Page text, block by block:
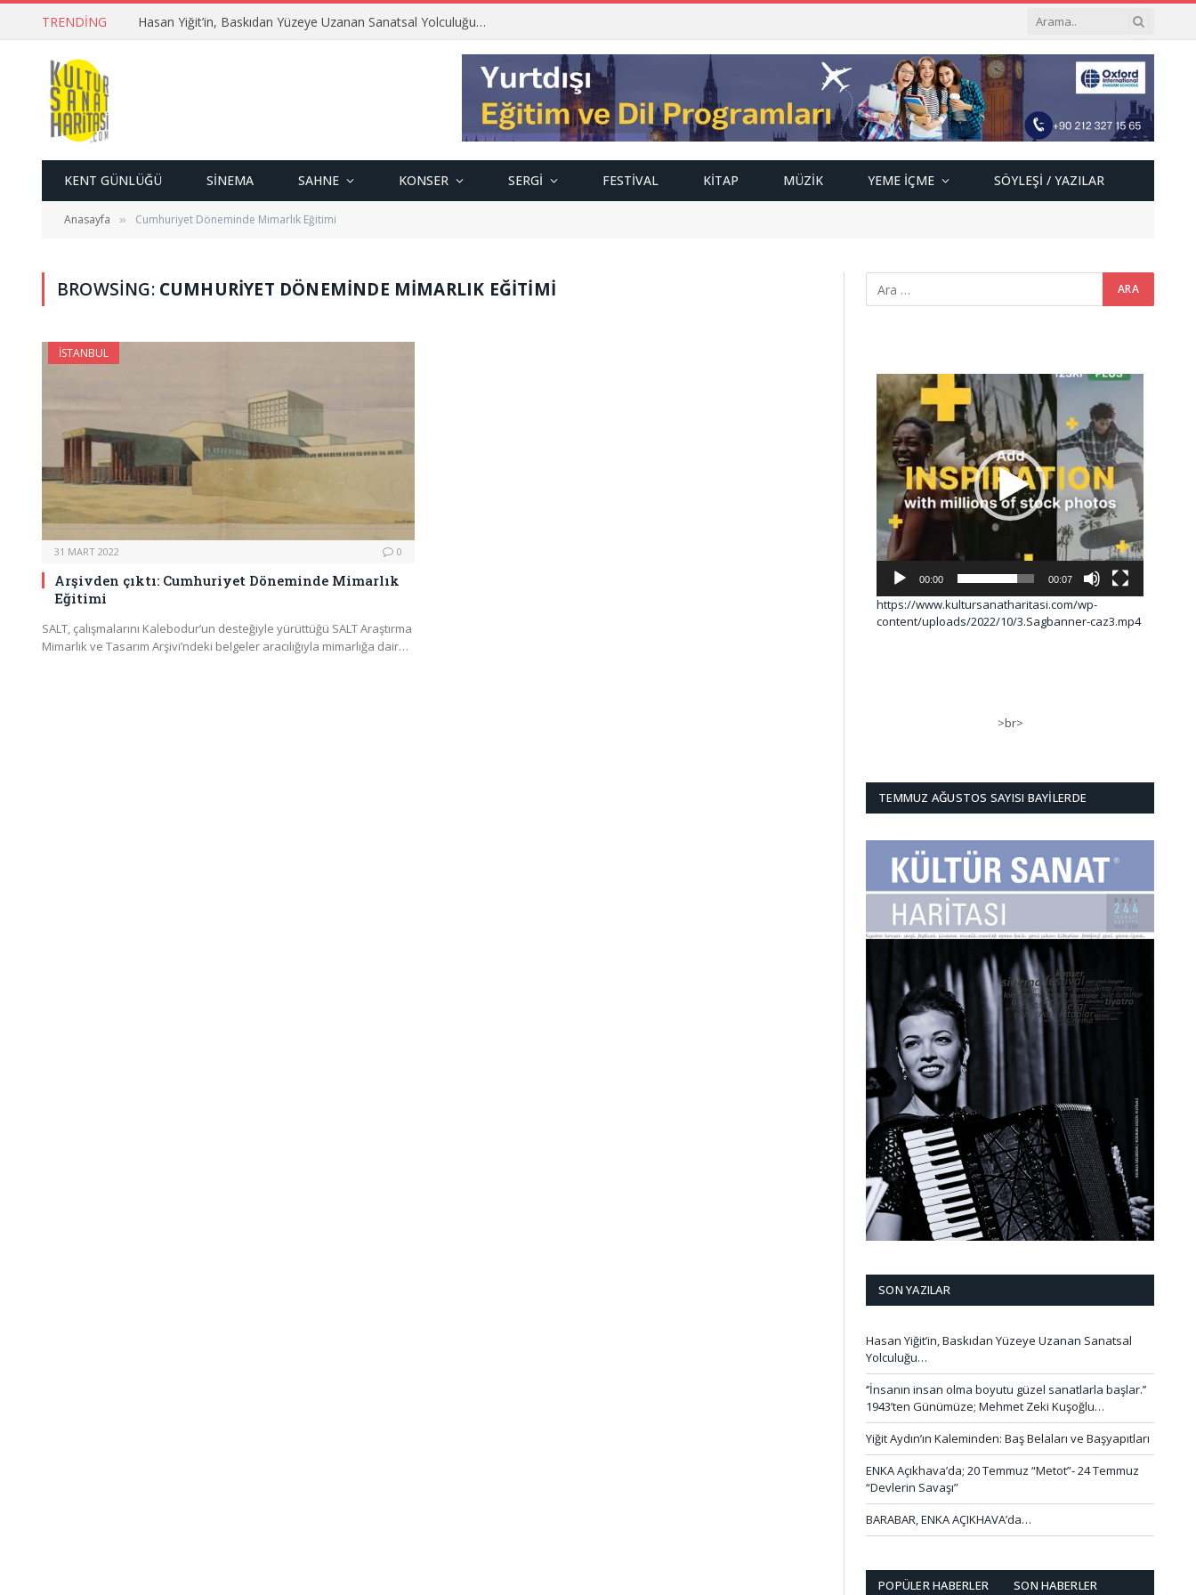
TRENDING Hasan Yiğit’in, Baskıdan Yüzeye Uzanan Sanatsal Yolculuğu…
KENT GÜNLÜĞÜ SINEMA SAHNE KONSER SERGI FESTIVAL KITAP MÜZIK YEME İÇME SÖYLEŞI / YAZILAR
Anasayfa » Cumhuriyet Döneminde Mimarlık Eğitimi
BROWSING: CUMHURIYET DÖNEMINDE MIMARLIK EĞITIMI
İSTANBUL
31 MART 2022 0
Arşivden çıktı: Cumhuriyet Döneminde Mimarlık
Eğitimi
SALT, çalışmalarını Kalebodur’un desteğiyle yürüttüğü SALT Araştırma
Mimarlık ve Tasarım Arşivi’ndeki belgeler aracılığıyla mimarlığa dair…
Video
oynatıcı
00:00 00:07
https://www.kultursanatharitasi.com/wp-
content/uploads/2022/10/3.Sagbanner-caz3.mp4
>br>
TEMMUZ AĞUSTOS SAYISI BAYILERDE
SON YAZILAR
Hasan Yiğit’in, Baskıdan Yüzeye Uzanan Sanatsal
Yolculuğu…
‘’İnsanın insan olma boyutu güzel sanatlarla başlar.’’
1943’ten Günümüze; Mehmet Zeki Kuşoğlu…
Yiğit Aydın’ın Kaleminden: Baş Belaları ve Başyapıtları
ENKA Açıkhava’da; 20 Temmuz “Metot”- 24 Temmuz
“Devlerin Savaşı”
BARABAR, ENKA AÇIKHAVA’da…
POPÜLER HABERLER SON HABERLER